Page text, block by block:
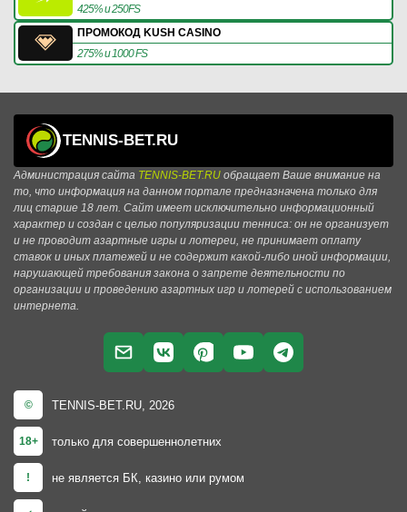
425% и 250FS
ПРОМОКОД KUSH CASINO
275% и 1000 FS
TENNIS-BET.RU
Администрация сайта TENNIS-BET.RU обращает Ваше внимание на
то, что информация на данном портале предназначена только для
лиц старше 18 лет. Сайт имеет исключительно информационный
характер и создан с целью популяризации тенниса: он не организует
и не проводит азартные игры и лотереи, не принимает оплату
ставок и иных платежей и не содержит какой-либо иной информации,
нарушающей требования закона о запрете деятельности по
организации и проведению азартных игр и лотерей с использованием
интернета.
© TENNIS-BET.RU, 2026
18+ только для совершеннолетних
! не является БК, казино или румом